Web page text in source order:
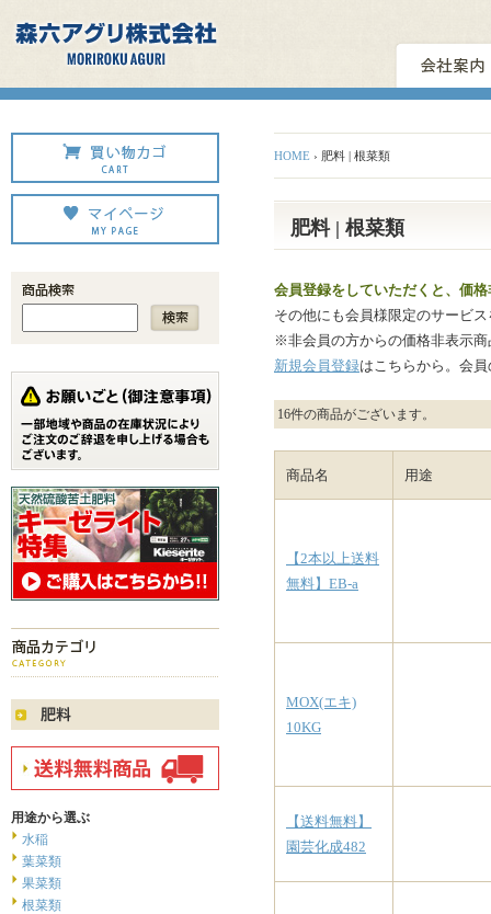
HOME › 肥料 | 根菜類
肥料 | 根菜類
会員登録をしていただくと、価
その他にも会員様限定のサービ
※非会員の方からの価格非表示
新規会員登録はこちらから。会
16件の商品がございます。
商品名 用途
【2本以上送料
無料】EB-a
MOX(エキ)
10KG
【送料無料】
園芸化成482
用途から選ぶ
水稲
葉菜類
果菜類
根菜類